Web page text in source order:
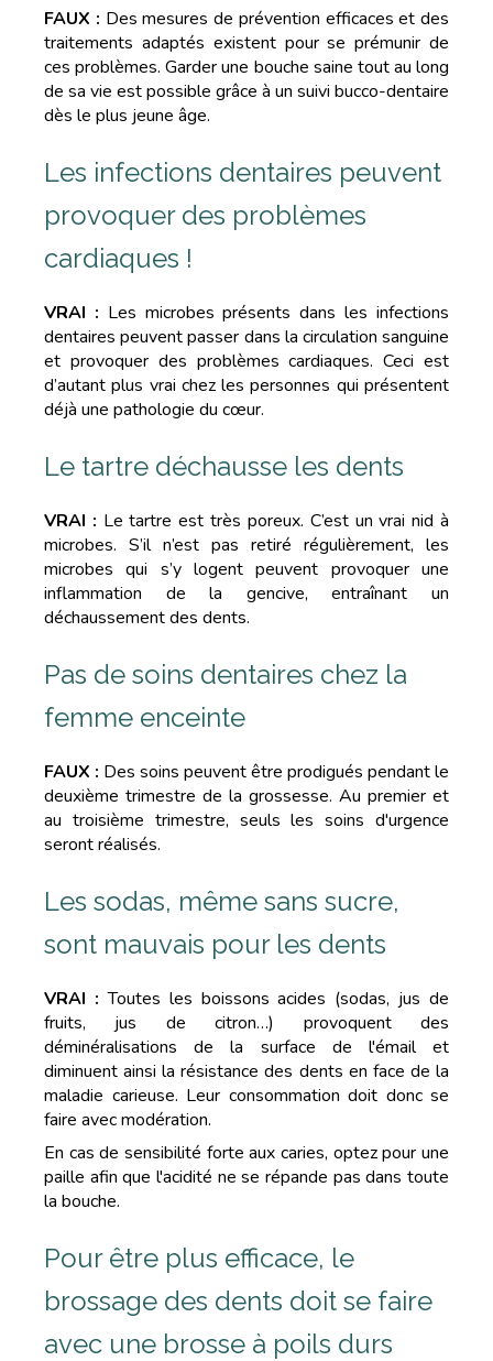
FAUX : Des mesures de prévention efficaces et des
traitements adaptés existent pour se prémunir de
ces problèmes. Garder une bouche saine tout au long
de sa vie est possible grâce à un suivi bucco-dentaire
dès le plus jeune âge.
Les infections dentaires peuvent
provoquer des problèmes
cardiaques !
VRAI : Les microbes présents dans les infections
dentaires peuvent passer dans la circulation sanguine
et provoquer des problèmes cardiaques. Ceci est
d’autant plus vrai chez les personnes qui présentent
déjà une pathologie du cœur.
Le tartre déchausse les dents
VRAI : Le tartre est très poreux. C’est un vrai nid à
microbes. S’il n’est pas retiré régulièrement, les
microbes qui s’y logent peuvent provoquer une
inflammation de la gencive, entraînant un
déchaussement des dents.
Pas de soins dentaires chez la
femme enceinte
FAUX : Des soins peuvent être prodigués pendant le
deuxième trimestre de la grossesse. Au premier et
au troisième trimestre, seuls les soins d'urgence
seront réalisés.
Les sodas, même sans sucre,
sont mauvais pour les dents
VRAI :Toutes les boissons acides (sodas, jus de
fruits, jus de citron…) provoquent des
déminéralisations de la surface de l'émail et
diminuent ainsi la résistance des dents en face de la
maladie carieuse. Leur consommation doit donc se
faire avec modération.
En cas de sensibilité forte aux caries, optez pour une
paille afin que l'acidité ne se répande pas dans toute
la bouche.
Pour être plus efficace, le
brossage des dents doit se faire
avec une brosse à poils durs